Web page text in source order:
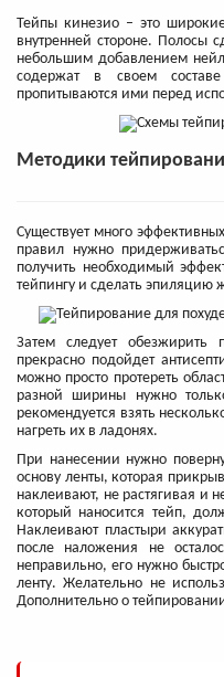
Тейпы кинезио – это
внутренней стороне. Полосы
небольшим добавлением
содержат в своем
пропитываются ими перед
Методики
Существует много
правил нужно
получить необходимый
тейпингу и сделать эпиляцию
Затем следует обезжирить
прекрасно подойдет
можно просто протереть
разной ширины нужно
рекомендуется взять
нагреть их в ладонях.
При нанесении нужно
основу ленты, которая
наклеивают, не растягивая и
который наносится тейп,
Наклеивают пластыри
после наложения не
неправильно, его нужно
ленту. Желательно не
Дополнительно о